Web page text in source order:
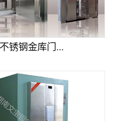
不锈钢金库门...